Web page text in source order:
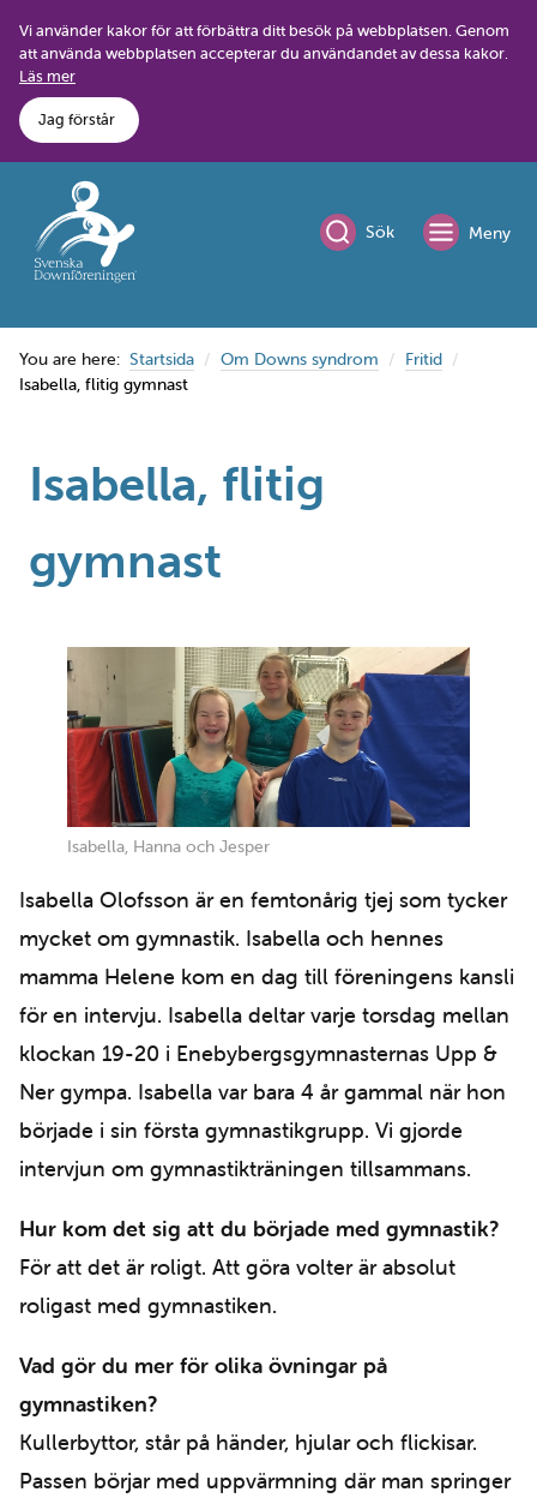
content
Vi använder kakor för att förbättra ditt besök på webbplatsen. Genom
att använda webbplatsen accepterar du användandet av dessa kakor.
Läs mer
Jag förstår
Sök Meny
You are here: Startsida Om Downs syndrom
Fritid
Isabella, flitig gymnast
Isabella, flitig
gymnast
Isabella, Hanna och Jesper
Isabella Olofsson är en femtonårig tjej som tycker
mycket om gymnastik. Isabella och hennes
mamma Helene kom en dag till föreningens kansli
för en intervju. Isabella deltar varje torsdag mellan
klockan 19-20 i Enebybergsgymnasternas Upp &
Ner gympa. Isabella var bara 4 år gammal när hon
började i sin första gymnastikgrupp. Vi gjorde
intervjun om gymnastikträningen tillsammans.
Hur kom det sig att du började med gymnastik?
För att det är roligt. Att göra volter är absolut
roligast med gymnastiken.
Vad gör du mer för olika övningar på
gymnastiken?
Kullerbyttor, står på händer, hjular och flickisar.
Passen börjar med uppvärmning där man springer